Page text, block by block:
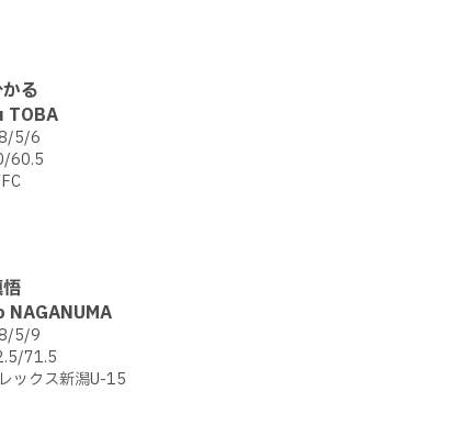
る
TOBA
5/6
60.5
NAGANUMA
5/9
71.5
ックス新潟U-15